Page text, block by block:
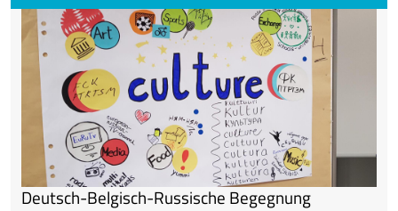
Deutsch-Belgisch-Russische Begegnung